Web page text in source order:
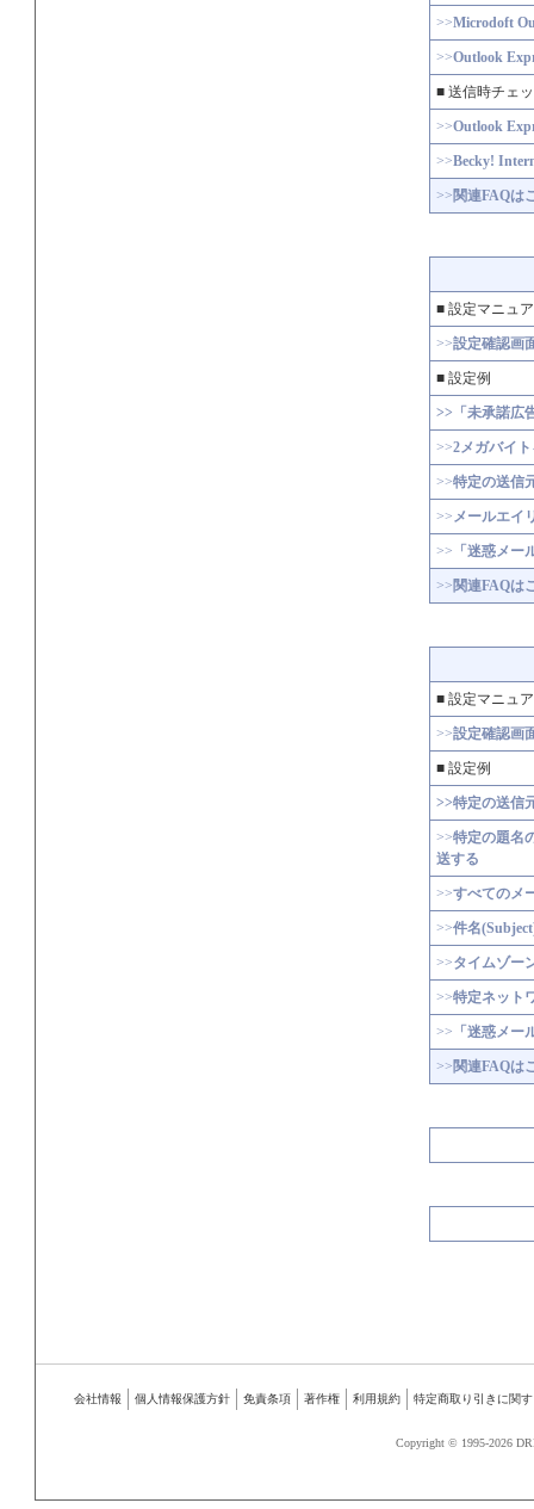
>>Microdoft
>>Outlook
■ 送信時チェ
>>Outlook
>>Becky!
>> 関連FAQは
■ 設定マニュ
>>設定確認画
■ 設定例
>>「未承諾広
>>2メガバイ
>>特定の送信
>>メールエイ
>> 「迷惑メ
>> 関連FAQは
■ 設定マニュ
>>設定確認画
■ 設定例
>>特定の送信
>>特定の題名
送する
>>すべてのメ
>>件名
>>タイムゾー
>>特定ネット
>> 「迷惑メ
>> 関連FAQは
会社情報 個人情報保護方針 免責条項 著作権 利用規約 特定商取り引きに関
Copyright © 1995-2026